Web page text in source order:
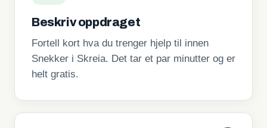
Beskriv oppdraget
Fortell kort hva du trenger hjelp til innen
Snekker i Skreia. Det tar et par minutter og er
helt gratis.